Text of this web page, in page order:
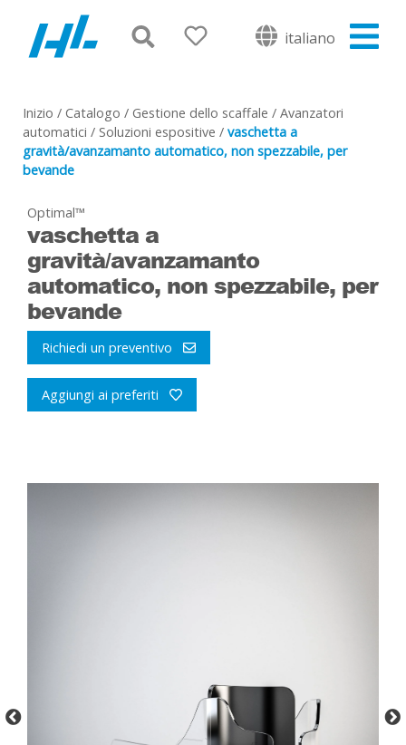
italiano
Inizio / Catalogo / Gestione dello scaffale / Avanzatori
automatici / Soluzioni espositive / vaschetta a
gravità/avanzamanto automatico, non spezzabile, per
bevande
Optimal™
vaschetta a
gravità/avanzamanto
automatico, non spezzabile, per
bevande
Richiedi un preventivo
Aggiungi ai preferiti